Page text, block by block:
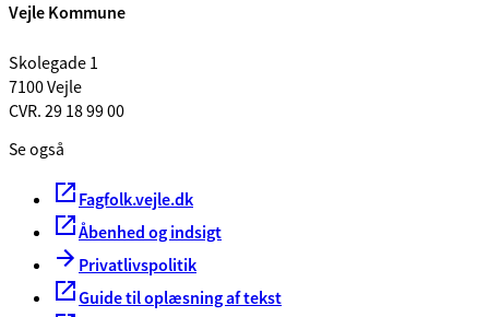
Vejle Kommune
Skolegade 1
7100 Vejle
CVR. 29 18 99 00
Se også
Fagfolk.vejle.dk
Åbenhed og indsigt
Privatlivspolitik
Guide til oplæsning af tekst